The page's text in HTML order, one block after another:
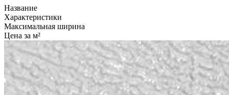
Название
Характеристики
Максимальная ширина
Цена за м²